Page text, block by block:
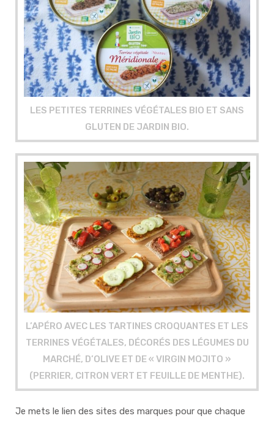
LES PETITES TERRINES VÉGÉTALES BIO ET SANS
GLUTEN DE JARDIN BIO.
L’APÉRO AVEC LES TARTINES CROQUANTES ET LES
TERRINES VÉGÉTALES, DÉCORÉS DES LÉGUMES DU
MARCHÉ, D’OLIVE ET DE « VIRGIN MOJITO »
(PERRIER, CITRON VERT ET FEUILLE DE MENTHE).
Je mets le lien des sites des marques pour que chaque